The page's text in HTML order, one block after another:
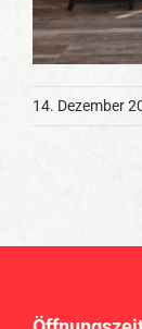
14. Dezember